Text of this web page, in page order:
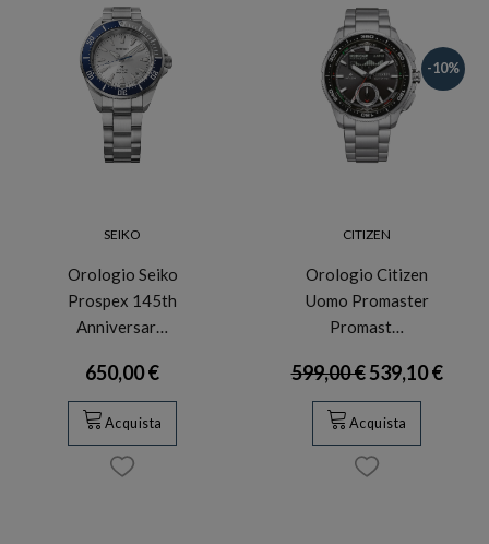
SEIKO
Orologio Seiko
Prospex 145th
Anniversar…
650,00 €
Acquista
-10%
CITIZEN
Orologio Citizen
Uomo Promaster
Promast…
599,00 €539,10 €
Acquista